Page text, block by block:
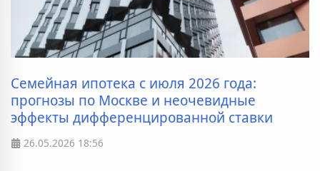
Семейная ипотека с июля 2026 года:
прогнозы по Москве и неочевидные
эффекты дифференцированной ставки
26.05.2026 18:56